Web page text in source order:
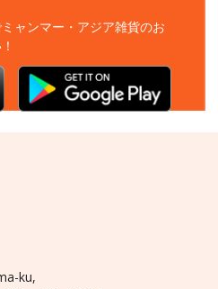
ャンマー・アジア雑貨のお
ku,